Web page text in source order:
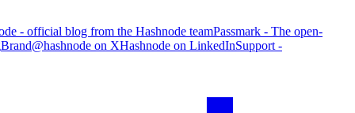
- official blog from the Hashnode teamPassmark - The open-
Brand@hashnode on XHashnode on LinkedInSupport -